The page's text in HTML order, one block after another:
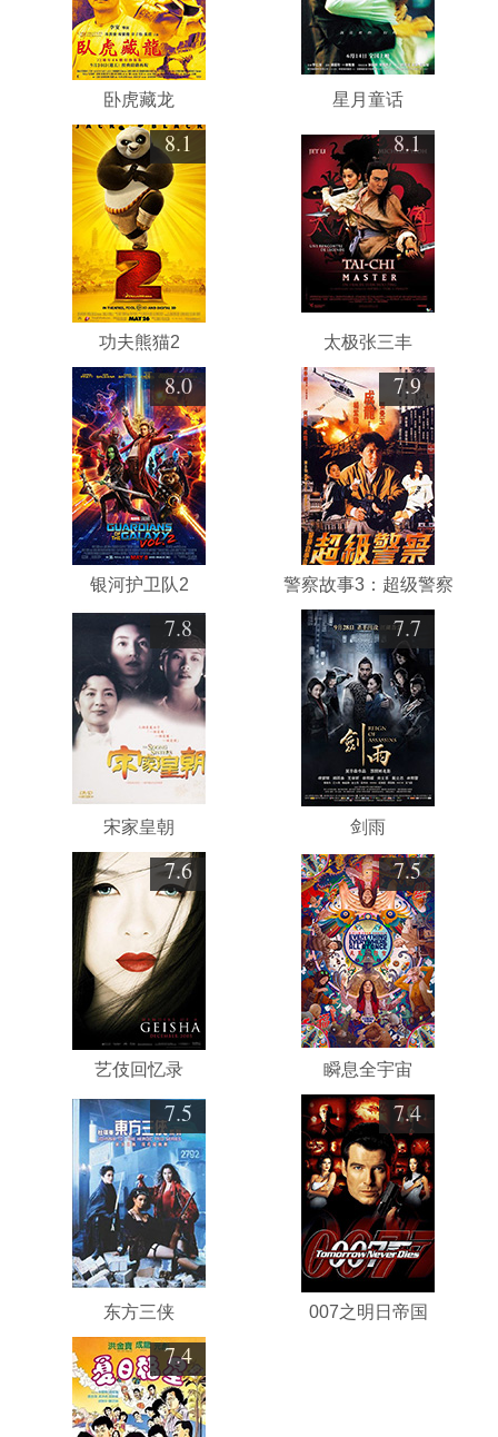
卧虎藏龙 星月童话
8.1
功夫熊猫2
8.1
太极张三丰
8.0
银河护卫队2
7.9
警察故事3：超级警察
7.8
宋家皇朝
7.7
剑雨
7.6
艺伎回忆录
7.5
瞬息全宇宙
7.5
东方三侠
7.4
007之明日帝国
7.4